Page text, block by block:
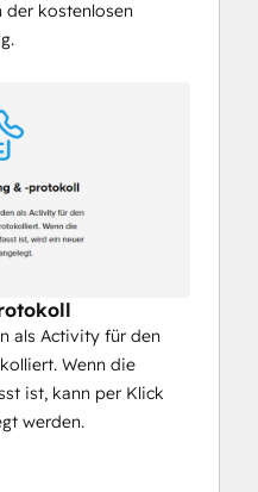
der kostenlosen
als Activity für den
Wenn die
ist, kann per Klick
werden.